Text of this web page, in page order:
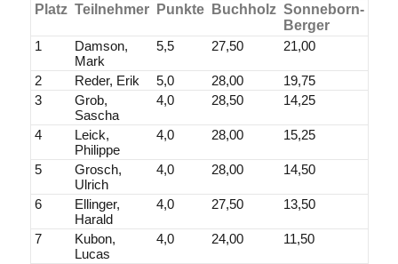
Platz Teilnehmer Punkte Buchholz Sonneborn-
Berger
1
Damson,
Mark
5,5 27,50 21,00
2 Reder, Erik 5,0 28,00
19,75
3
Grob,
Sascha
4,0 28,50 14,25
4
Leick,
Philippe
4,0 28,00 15,25
5
Grosch,
Ulrich
4,0 28,00 14,50
6
Ellinger,
Harald
4,0 27,50 13,50
7
Kubon,
Lucas
4,0 24,00 11,50